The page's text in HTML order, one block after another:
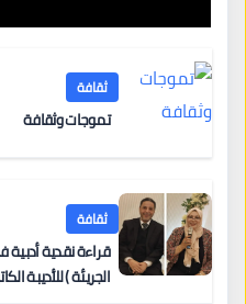
ثقافة
تموجات وثقافة
ثقافة
قراءة نقدية
الجريئة ) للأديبة